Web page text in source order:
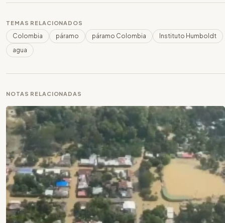
TEMAS RELACIONADOS
Colombia páramo páramo Colombia
Instituto Humboldt
agua
NOTAS RELACIONADAS